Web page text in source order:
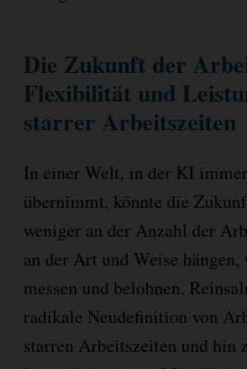
Die Zukunft der
Flexibilität und
starrer Arbeitszeiten
In einer Welt, in der KI
übernimmt, könnte die
weniger an der Anzahl der
an der Art und Weise
messen und belohnen.
radikale Neudefinition von
starren Arbeitszeiten und hin